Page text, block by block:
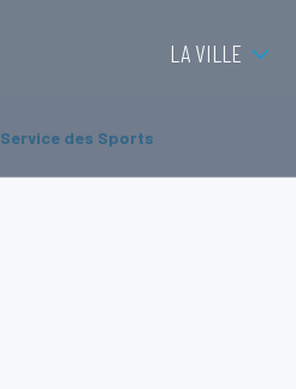
LA VILLE
Service des Sports